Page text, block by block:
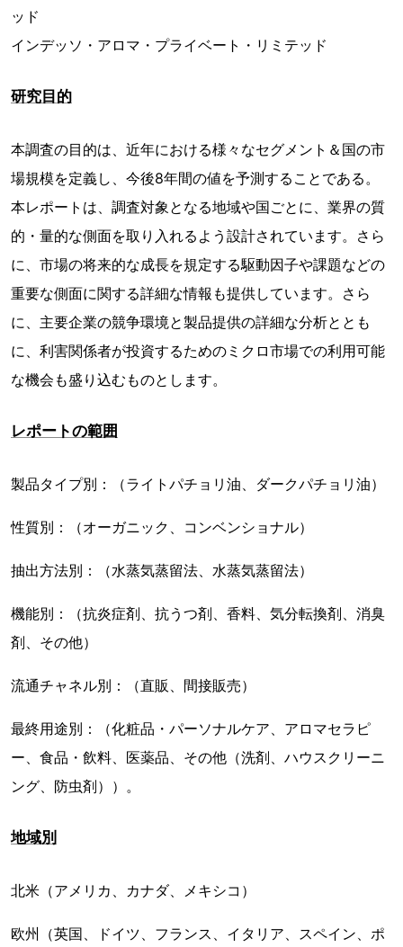
ッド
インデッソ・アロマ・プライベート・リミテッド
研究目的
本調査の目的は、近年における様々なセグメント＆国の市
場規模を定義し、今後8年間の値を予測することである。
本レポートは、調査対象となる地域や国ごとに、業界の質
的・量的な側面を取り入れるよう設計されています。さら
に、市場の将来的な成長を規定する駆動因子や課題などの
重要な側面に関する詳細な情報も提供しています。さら
に、主要企業の競争環境と製品提供の詳細な分析ととも
に、利害関係者が投資するためのミクロ市場での利用可能
な機会も盛り込むものとします。
レポートの範囲
製品タイプ別：（ライトパチョリ油、ダークパチョリ油）
性質別：（オーガニック、コンベンショナル）
抽出方法別：（水蒸気蒸留法、水蒸気蒸留法）
機能別：（抗炎症剤、抗うつ剤、香料、気分転換剤、消臭
剤、その他）
流通チャネル別：（直販、間接販売）
最終用途別：（化粧品・パーソナルケア、アロマセラピ
ー、食品・飲料、医薬品、その他（洗剤、ハウスクリーニ
ング、防虫剤））。
地域別
北米（アメリカ、カナダ、メキシコ）
欧州（英国、ドイツ、フランス、イタリア、スペイン、ポ